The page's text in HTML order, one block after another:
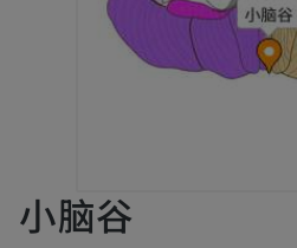
小脑谷